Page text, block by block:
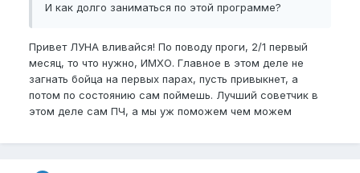
И как долго заниматься по этой программе?
Привет ЛУНА вливайся! По поводу проги, 2/1 первый
месяц, то что нужно, ИМХО. Главное в этом деле не
загнать бойца на первых парах, пусть привыкнет, а
потом по состоянию сам поймешь. Лучший советчик в
этом деле сам ПЧ, а мы уж поможем чем можем